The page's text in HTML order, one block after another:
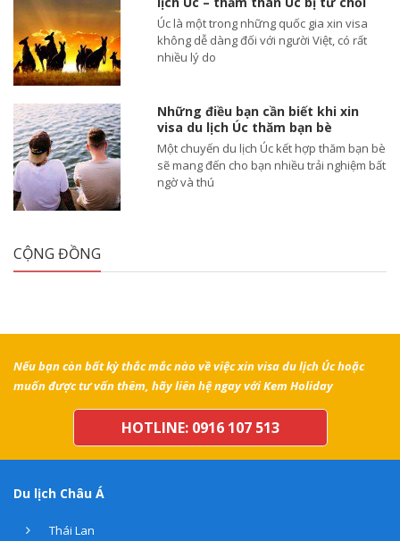
Úc là một trong những quốc gia xin visa
không dễ dàng đối với người Việt, có rất
nhiều lý do
Những điều bạn cần biết khi xin
visa du lịch Úc thăm bạn bè
Một chuyến du lịch Úc kết hợp thăm bạn bè
sẽ mang đến cho bạn nhiều trải nghiệm bất
ngờ và thú
CỘNG ĐỒNG
Nếu bạn còn bất kỳ thắc mắc nào về việc xin visa du lịch Úc hoặc
muốn được tư vấn thêm, hãy liên hệ ngay với Kem Holiday
HOTLINE: 0916 107 513
Du lịch Châu Á
Thái Lan